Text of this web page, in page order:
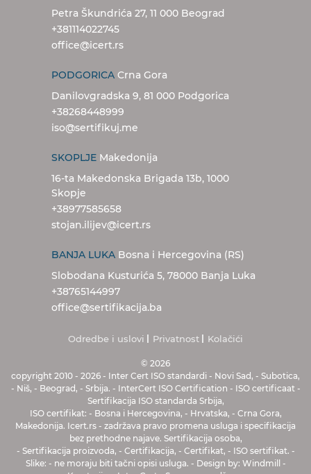
Petra Škundrića 27, 11 000 Beograd
+381114022745
office@icert.rs
PODGORICA Crna Gora
Danilovgradska 9, 81 000 Podgorica
+38268448999
iso@sertifikuj.me
SKOPLJE Makedonija
16-ta Makedonska Brigada 13b, 1000
Skopje
+38977585658
stojan.ilijev@icert.rs
BANJA LUKA Bosna i Hercegovina (RS)
Slobodana Kusturića 5, 78000 Banja Luka
+38765144997
office@sertifikacija.ba
© 2026
copyright 2010 - 2026 - Inter Cert ISO standardi - Novi Sad , - Subotica,
- Niš, - Beograd , - Srbija. - InterCert ISO Certification - ISO certificaat -
Sertifikacija ISO standarda Srbija,
ISO certifikat: - Bosna i Hercegovina, - Hrvatska, - Crna Gora,
Makedonija. Icert.rs - zadržava pravo promena usluga i specifikacija
bez prethodne najave. Sertifikacija osoba,
- Sertifikacija proizvoda, - Certifikacija, - Certifikat, - ISO sertifikat. -
Slike: - ne moraju biti tačni opisi usluga. - Design by: Windmill -
Odredbe i uslovi Privatnost Kolačići